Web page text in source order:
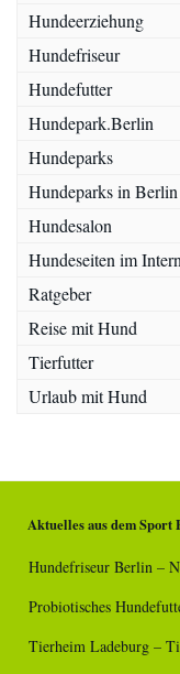
Hundeerziehung
Hundefriseur
Hundefutter
Hundepark.Berlin
Hundeparks
Hundeparks in Berlin
Hundesalon
Hundeseiten im
Ratgeber
Reise mit Hund
Tierfutter
Urlaub mit Hund
Aktuelles aus dem Sport
Hundefriseur Berlin –
Probiotisches
Tierheim Ladeburg –